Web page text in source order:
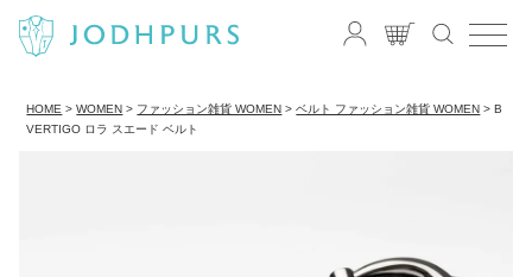
HOME WOMEN ファッション雑貨 WOMEN ベルト ファッション雑貨 WOMEN
B
VERTIGO ロラ スエード ベルト